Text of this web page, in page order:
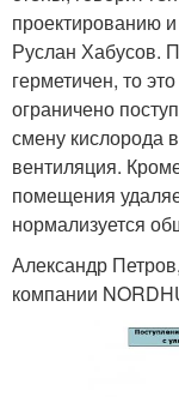
проектированию
Руслан Хабусов.
герметичен, то
ограничено
смену кислорода
вентиляция.
помещения
нормализуется
Александр
компании